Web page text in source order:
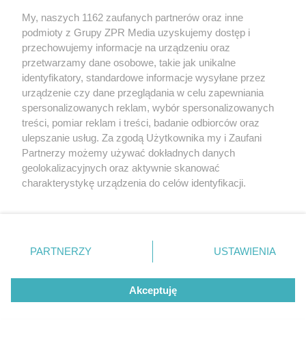
Żaden utwór zamieszczony w serwisie nie może być powielany i
wykorzystanie utworów w całości lub w części z naruszeniem prawa,
tzn. bez właściwej zgody, jest zabronione pod groźbą kary i może być
My, naszych 1162 zaufanych partnerów oraz inne
podmioty z Grupy ZPR Media uzyskujemy dostęp i
przechowujemy informacje na urządzeniu oraz
przetwarzamy dane osobowe, takie jak unikalne
identyfikatory, standardowe informacje wysyłane przez
urządzenie czy dane przeglądania w celu zapewniania
spersonalizowanych reklam, wybór spersonalizowanych
treści, pomiar reklam i treści, badanie odbiorców oraz
ulepszanie usług. Za zgodą Użytkownika my i Zaufani
Partnerzy możemy używać dokładnych danych
geolokalizacyjnych oraz aktywnie skanować
charakterystykę urządzenia do celów identyfikacji.
zmienić/wycofać klikając przycisk ustawień prywatności
znajdujący się w lewym dolnym rogu strony
rodzaje przetwarzania danych nie wymagają zgody
użytkownika, ale masz prawo sprzeciwić się takiemu
przetwarzaniu. Preferencje będą miały zastosowanie tylko
PARTNERZY USTAWIENIA
Akceptuję